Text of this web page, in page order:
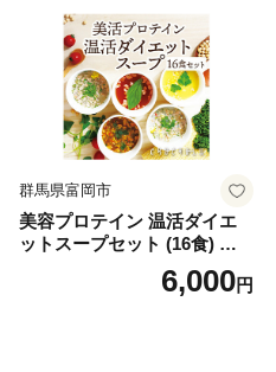
ロン [AIEN005]
群馬県富岡市
美容プロテイン 温活ダイエ
ットスープセット (16食) 小
分け スープ 食べ比べ セット
詰合せ クラムチャウダー チ
6,000円